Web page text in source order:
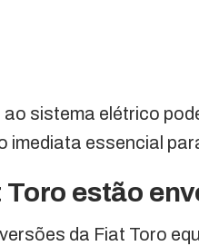
sistema elétrico
imediata essencial
estão
da Fiat Toro